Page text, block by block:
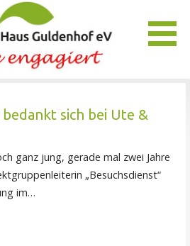
zu unterstützen und zu
sich bei Ute &
ganz jung, gerade mal zwei Jahre
„Besuchsdienst“
im…